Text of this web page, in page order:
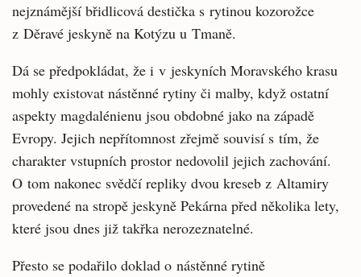
nejznámější břidlicová destička s rytinou kozorožce
z Děravé jeskyně na Kotýzu u Tmaně.
Dá se předpokládat, že i v jeskyních Moravského krasu
mohly existovat nástěnné rytiny či malby, když ostatní
aspekty magdalénienu jsou obdobné jako na západě
Evropy. Jejich nepřítomnost zřejmě souvisí s tím, že
charakter vstupních prostor nedovolil jejich zachování.
O tom nakonec svědčí repliky dvou kreseb z Altamiry
provedené na stropě jeskyně Pekárna před několika lety,
které jsou dnes již takřka nerozeznatelné.
Přesto se podařilo doklad o nástěnné rytině